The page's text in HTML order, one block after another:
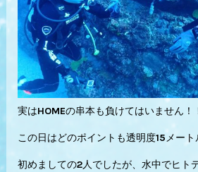
実はHOMEの串本も負けてはいません！
この日はどのポイントも透明度15メート
初めましての2人でしたが、水中でヒト